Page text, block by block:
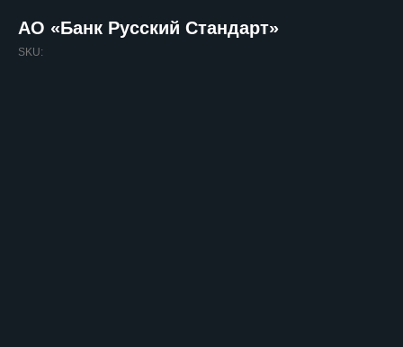
АО «Банк Русский Стандарт»
SKU: